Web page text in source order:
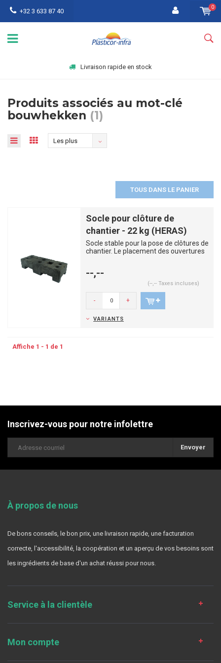
+32 3 633 87 40
0
Livraison rapide en stock
Produits associés au mot-clé
bouwhekken (1)
Les plus
TOUS DANS LE PANIER
Socle pour clôture de
chantier - 22 kg (HERAS)
Socle stable pour la pose de clôtures de
chantier. Le placement des ouvertures
--,--
(--,-- Taxes incluses)
- +
VARIANTS
Affiche 1 - 1 de 1
Inscrivez-vous pour notre infolettre
Envoyer
À propos de nous
De bons conseils, le bon prix, une livraison rapide, une facturation
correcte, l'accessibilité, la coopération et un aperçu de vos besoins sont
les ingrédients de base d'un achat réussi pour nous.
Service à la clientèle
Mon compte